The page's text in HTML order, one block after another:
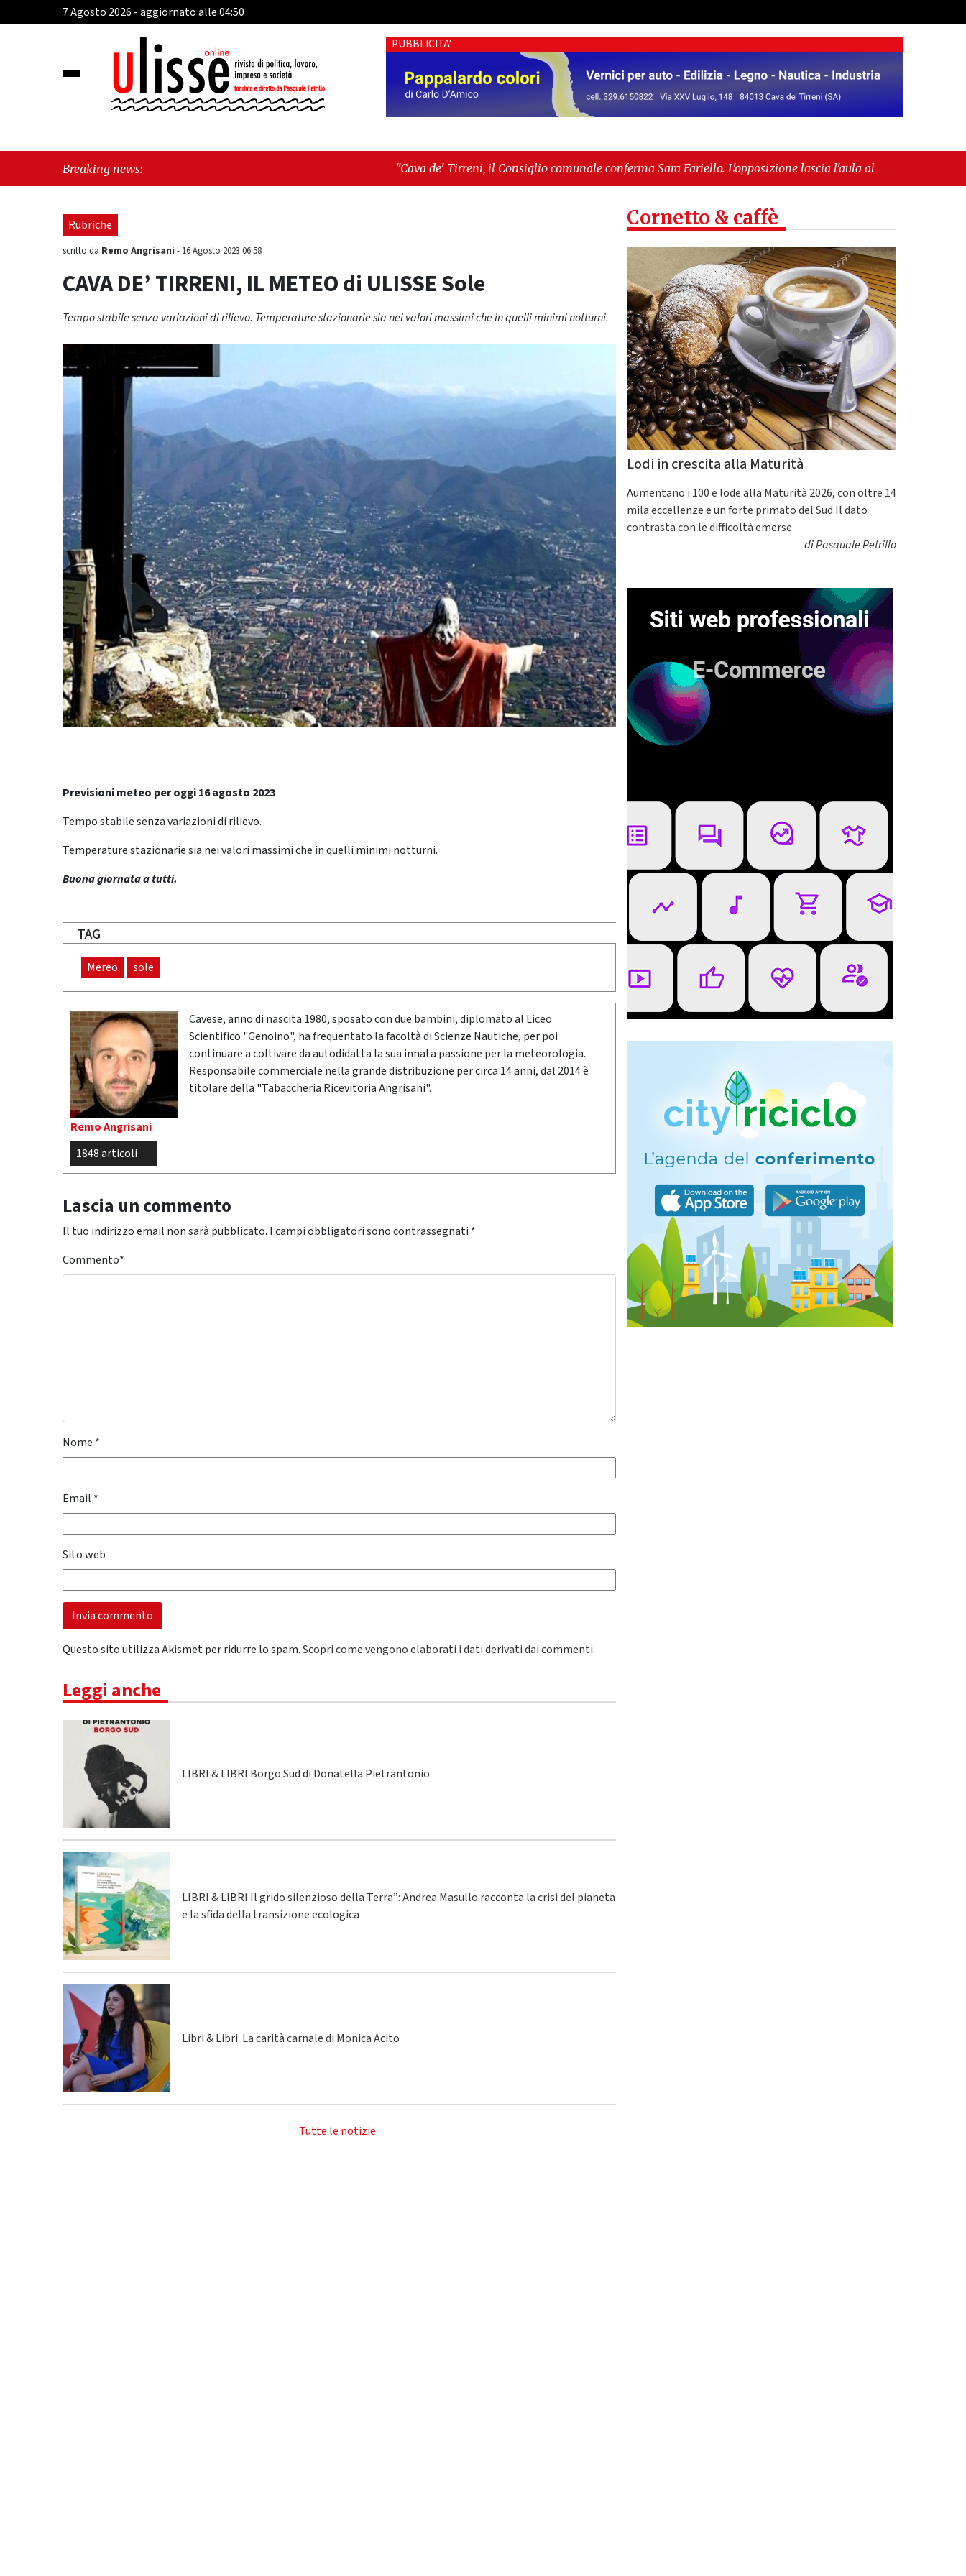
7 Agosto 2026 - aggiornato alle 04:50
PUBBLICITA'
Breaking news: "Cava de' Tirreni, il Consiglio comunale conferma Sara Fariello. L'opposizione lascia l'aula al momento del voto"
"Vietri sul Mare, giornata storica: la ceramica ammessa alla fase europea per l’IGP"
Rubriche
scritto da Remo Angrisani - 16 Agosto 2023 06:58
CAVA DE’ TIRRENI, IL METEO di ULISSE Sole
Tempo stabile senza variazioni di rilievo. Temperature stazionarie sia nei valori massimi che in quelli minimi notturni.
Previsioni meteo per oggi 16 agosto 2023
Tempo stabile senza variazioni di rilievo.
Temperature stazionarie sia nei valori massimi che in quelli minimi notturni.
Buona giornata a tutti.
TAG
Mereo sole
Remo Angrisani
1848 articoli
Cavese, anno di nascita 1980, sposato con due bambini, diplomato al Liceo
Scientifico "Genoino", ha frequentato la facoltà di Scienze Nautiche, per poi
continuare a coltivare da autodidatta la sua innata passione per la meteorologia.
Responsabile commerciale nella grande distribuzione per circa 14 anni, dal 2014 è
titolare della "Tabaccheria Ricevitoria Angrisani".
Lascia un commento
Il tuo indirizzo email non sarà pubblicato. I campi obbligatori sono contrassegnati *
Commento*
Nome *
Email *
Sito web
Questo sito utilizza Akismet per ridurre lo spam.Scopri come vengono elaborati i dati derivati dai commenti.
Leggi anche
LIBRI & LIBRI Borgo Sud di Donatella Pietrantonio
LIBRI & LIBRI Il grido silenzioso della Terra”: Andrea Masullo racconta la crisi del pianeta
e la sfida della transizione ecologica
Libri & Libri: La carità carnale di Monica Acito
Tutte le notizie
Cornetto & caffè
Lodi in crescita alla Maturità
Aumentano i 100 e lode alla Maturità 2026, con oltre 14
mila eccellenze e un forte primato del Sud.Il dato
contrasta con le difficoltà emerse
diPasquale Petrillo